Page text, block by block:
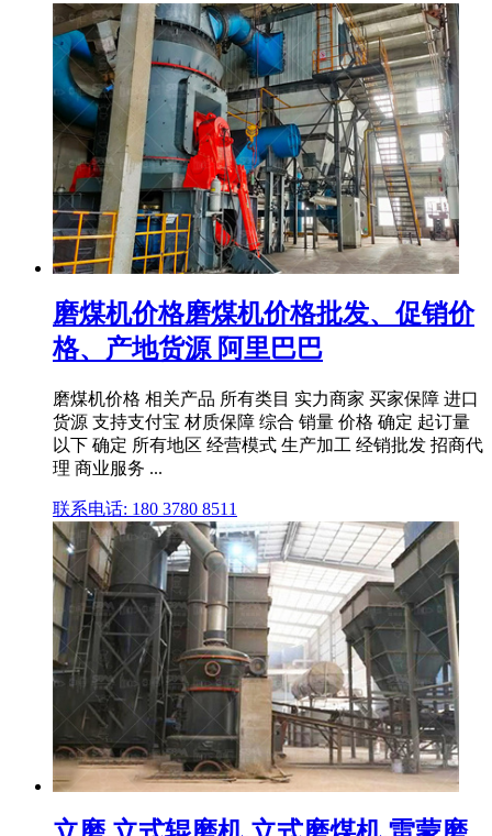
磨煤机价格磨煤机价格批发、促销价
格、产地货源 阿里巴巴
磨煤机价格 相关产品 所有类目 实力商家 买家保障 进口
货源 支持支付宝 材质保障 综合 销量 价格 确定 起订量
以下 确定 所有地区 经营模式 生产加工 经销批发 招商代
理 商业服务 ...
联系电话: 180 3780 8511